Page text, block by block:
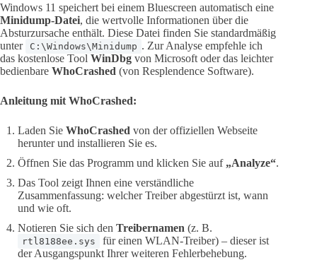
Windows 11 speichert bei einem Bluescreen automatisch eine
Minidump-Datei, die wertvolle Informationen über die
Absturzursache enthält. Diese Datei finden Sie standardmäßig
unter
C:\Windows\Minidump . Zur Analyse empfehle ich
das kostenlose Tool WinDbg von Microsoft oder das leichter
bedienbare WhoCrashed (von Resplendence Software).
Anleitung mit WhoCrashed:
Laden Sie WhoCrashed von der offiziellen Webseite
herunter und installieren Sie es.
Öffnen Sie das Programm und klicken Sie auf „Analyze“.
Das Tool zeigt Ihnen eine verständliche
Zusammenfassung: welcher Treiber abgestürzt ist, wann
und wie oft.
Notieren Sie sich den Treibernamen (z. B.
rtl8188ee.sys
für einen WLAN-Treiber) – dieser ist
der Ausgangspunkt Ihrer weiteren Fehlerbehebung.